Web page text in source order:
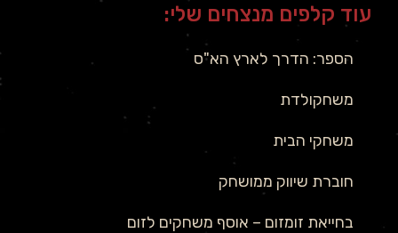
עוד קלפים מנצחים שלי:
הספר: הדרך לארץ הא"ס
משחקולדת
משחקי הבית
חוברת שיווק ממושחק
בחייאת זומזום – אוסף משחקים לזום